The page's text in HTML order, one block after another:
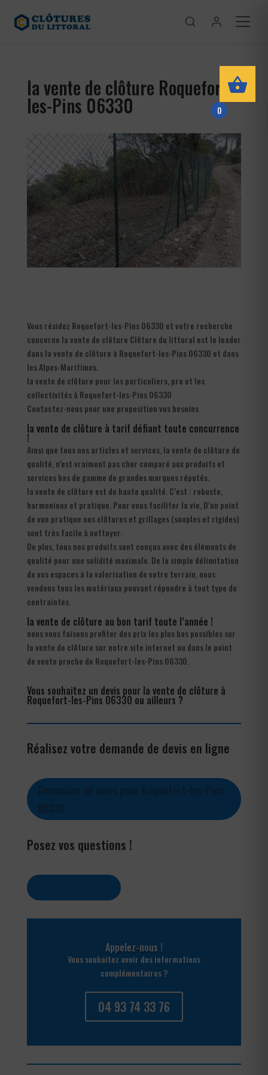
la vente de clôture Roquefort-
les-Pins 06330
Vous résidez Roquefort-les-Pins 06330 et votre recherche
concerne la vente de clôture Clôture du littoral est le leader
dans la vente de clôture à Roquefort-les-Pins 06330 et dans
les Alpes-Maritimes.
la vente de clôture pour les particuliers, pro et les
collectivités à Roquefort-les-Pins 06330
Contactez-nous pour une proposition vos besoins
la vente de clôture à tarif défiant toute concurrence
!
Ainsi que tous nos articles et services, la vente de clôture de
qualité, n’est vraiment pas cher comparé aux produits et
services bas de gamme de grandes marques réputés.
la vente de clôture est de haute qualité. C’est : robuste,
harmonieux et pratique. Pour vous faciliter la vie, D’un point
de vue pratique nos clôtures et grillages (souples et rigides)
sont très facile à nettoyer.
De plus, tous nos produits sont conçus avec des éléments de
qualité pour une solidité maximale. De la simple délimitation
de vos espaces à la valorisation de votre terrain, nous
vendons tous les matériaux pouvant répondre à tout type de
contraintes.
la vente de clôture au bon tarif toute l’année !
nous vous faisons profiter des prix les plus bas possibles sur
la vente de clôture sur notre site internet ou dans le point
de vente proche de Roquefort-les-Pins 06330.
Vous souhaitez un devis pour la vente de clôture à
Roquefort-les-Pins 06330 ou ailleurs ?
Réalisez votre demande de devis en ligne
Posez vos questions !
Appelez-nous !
Vous souhaitez avoir des informations
complémentaires ?
04 93 74 33 76
0